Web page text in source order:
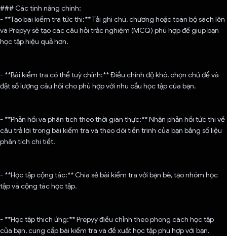
### Các tính năng chính:
- **Tạo bài kiểm tra tức thì:** Tải ghi chú, chương hoặc toàn bộ sách lên
và Prepyy sẽ tạo các câu hỏi trắc nghiệm (MCQ) phù hợp để giúp bạn
học tập hiệu quả hơn.
- **Bài kiểm tra có thể tuỳ chỉnh:** Điều chỉnh độ khó, chọn chủ đề và
đặt số lượng câu hỏi cho phù hợp với nhu cầu học tập của bạn.
- **Phản hồi và phân tích theo thời gian thực:** Nhận phản hồi tức thì về
câu trả lời trong bài kiểm tra và theo dõi tiến trình của bạn bằng số liệu
phân tích chi tiết.
- **Học tập cộng tác:** Chia sẻ bài kiểm tra với bạn bè, tạo nhóm học
tập và cộng tác học tập.
- **Học tập thích ứng:** Prepyy điều chỉnh theo phong cách học tập
của bạn, cung cấp bài kiểm tra và đề xuất học tập phù hợp với bạn.